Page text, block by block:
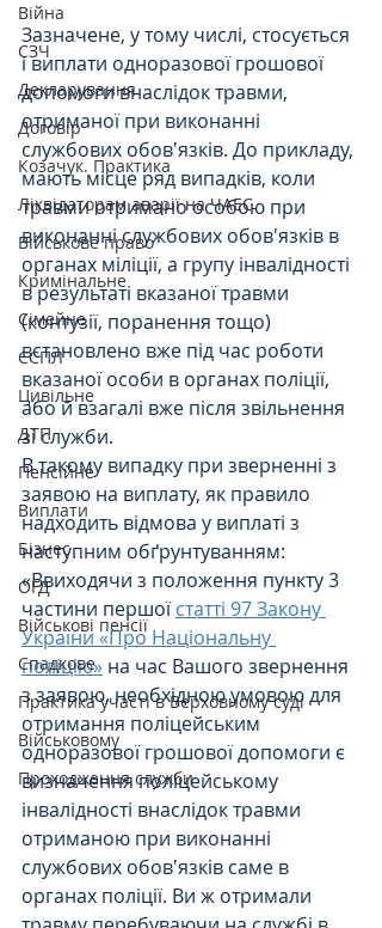
Війна
СЗЧ
Декларування
Договір
Козачук. Практика
Ліквідаторам аварії на ЧАЕС
Військове право
Кримінальне
Сімейне
ЄСПЛ
Цивільне
ДТП
Пенсійне
Виплати
Бізнес
ОГД
Військові пенсії
Спадкове
Практика участі в Верховному суді
Військовому
Проходження служби
Зазначене, у тому числі, стосується
і виплати одноразової грошової
допомоги внаслідок травми,
отриманої при виконанні
службових обов'язків. До прикладу,
мають місце ряд випадків, коли
травми отримано особою при
виконанні службових обов'язків в
органах міліції, а групу інвалідності
в результаті вказаної травми
(контузії, поранення тощо)
встановлено вже під час роботи
вказаної особи в органах поліції,
або й взагалі вже після звільнення
зі служби.
В такому випадку при зверненні з
заявою на виплату, як правило
надходить відмова у виплаті з
наступним обґрунтуванням:
«Ввиходячи з положення пункту 3
частини першої статті 97 Закону
України «Про Національну
поліцію» на час Вашого звернення
з заявою, необхідною умовою для
отримання поліцейським
одноразової грошової допомоги є
визначення поліцейському
інвалідності внаслідок травми
отриманою при виконанні
службових обов'язків саме в
органах поліції. Ви ж отримали